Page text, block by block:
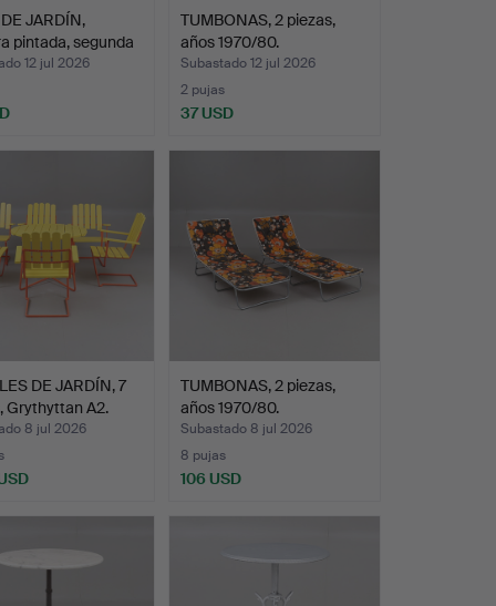
JARDÍN,
pintada, segunda
12 jul 2026
TUMBONAS, 2 piezas,
años 1970/80.
Subastado 12 jul 2026
2 pujas
37 USD
DE JARDÍN, 7
Grythyttan A2.
8 jul 2026
TUMBONAS, 2 piezas,
años 1970/80.
Subastado 8 jul 2026
8 pujas
106 USD